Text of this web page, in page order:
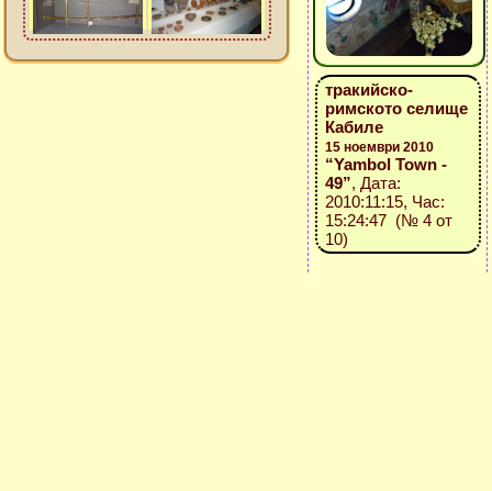
тракийско-
римското селище
Кабиле
15 ноември 2010
“Yambol Town -
49”, Дата:
2010:11:15, Час:
15:24:47 (№ 4 от
10)